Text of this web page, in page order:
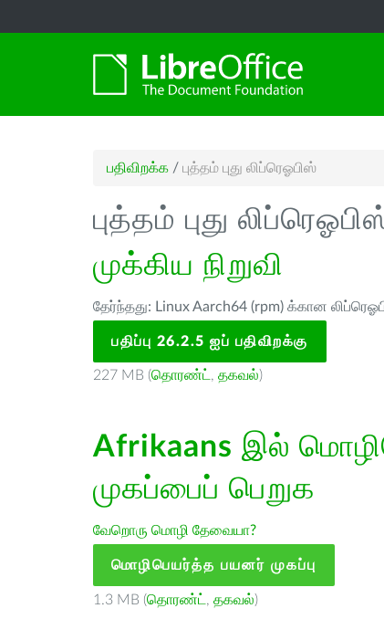
பதிவிறக்க / புத்தம் புது லிப்ரெஓபிஸ்
புத்தம் புது
முக்கிய நிறுவி
தேர்ந்தது: Linux Aarch64 (rpm) க்கான
பதிப்பு 26.2.5 ஐப் பதிவிறக்கு
227 MB (தொரண்ட் , தகவல்)
Afrikaans இல்
முகப்பைப் பெறுக
வேறொரு மொழி தேவையா?
மொழிபெயர்த்த பயனர் முகப்பு
1.3 MB (தொரண்ட் , தகவல்)